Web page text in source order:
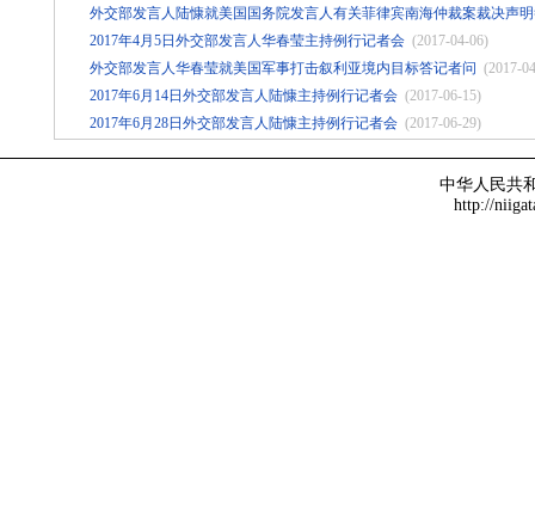
外交部发言人陆慷就美国国务院发言人有关菲律宾南海仲裁案裁决声
2017年4月5日外交部发言人华春莹主持例行记者会 (2017-04-06)
外交部发言人华春莹就美国军事打击叙利亚境内目标答记者问 (2017-
2017年6月14日外交部发言人陆慷主持例行记者会 (2017-06-15)
2017年6月28日外交部发言人陆慷主持例行记者会 (2017-06-29)
中华人民共
http://